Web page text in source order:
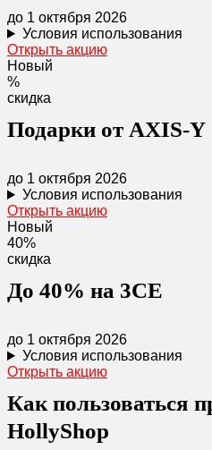
до 1 октября 2026
Условия использования
Открыть акцию
Новый
%
скидка
Подарки от AXIS-Y
до 1 октября 2026
Условия использования
Открыть акцию
Новый
40%
скидка
До 40% на 3CE
до 1 октября 2026
Условия использования
Открыть акцию
Как пользоваться
HollyShop